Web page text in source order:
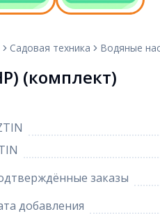
Садовая техника Водяные
(комплект)
заказы
добавления